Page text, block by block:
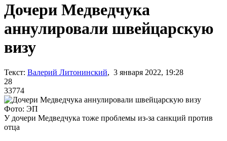
Дочери Медведчука
аннулировали швейцарскую
визу
Текст: Валерий Литонинский, 3 января 2022, 19:28
28
33774
Фото: ЭП
У дочери Медведчука тоже проблемы из-за санкций против
отца